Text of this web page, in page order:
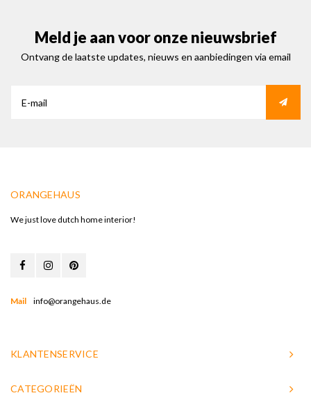
Meld je aan voor onze nieuwsbrief
Ontvang de laatste updates, nieuws en aanbiedingen via email
ORANGEHAUS
We just love dutch home interior!
Mail info@orangehaus.de
KLANTENSERVICE
CATEGORIEËN